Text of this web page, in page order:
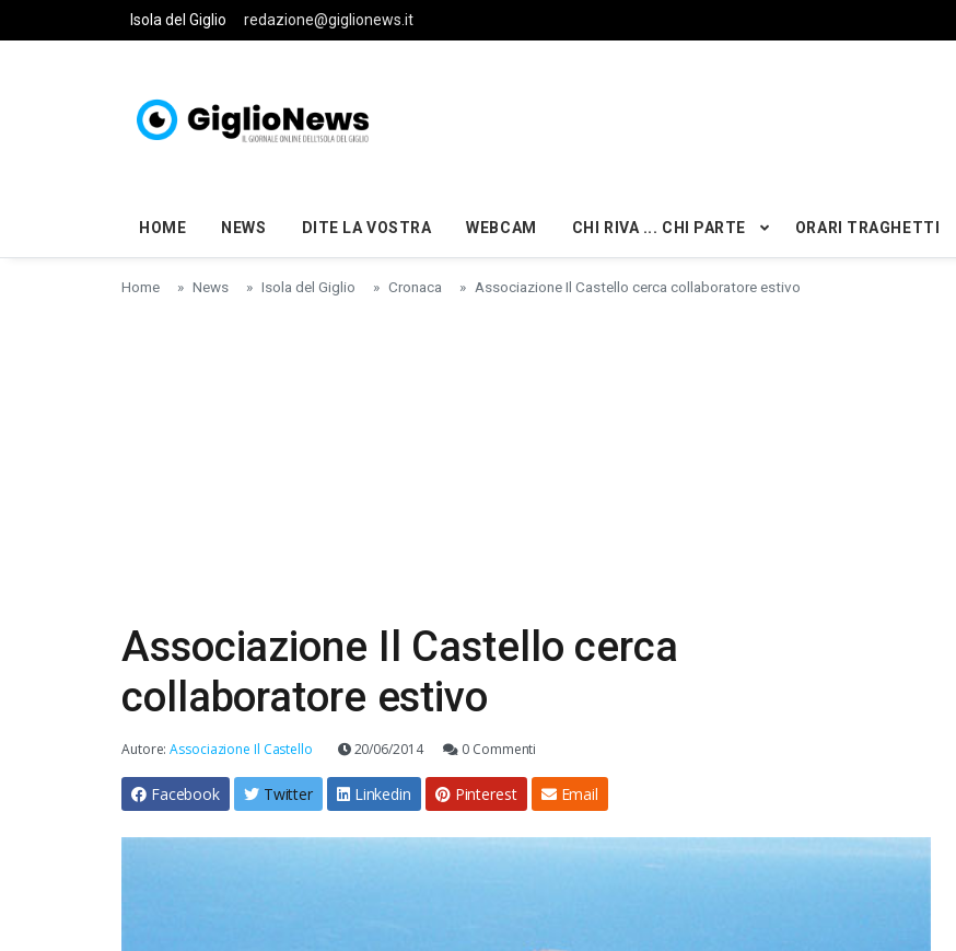
Skip to main content
Isola del Giglio redazione@giglionews.it
HOME NEWS DITE LA VOSTRA WEBCAM CHI RIVA ... CHI PARTE ORARI TRAGHETTI
Home News Isola del Giglio Cronaca Associazione Il Castello cerca collaboratore estivo
Associazione Il Castello cerca
collaboratore estivo
Autore:Associazione Il Castello 20/06/2014 0 Commenti
Facebook Twitter Linkedin Pinterest Email